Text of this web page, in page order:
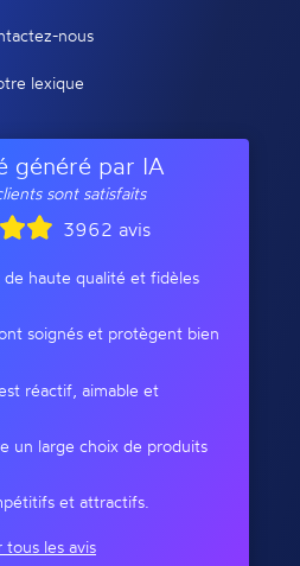
nous
lexique
généré par IA
sont satisfaits
3962 avis
de haute qualité et fidèles
soignés et protègent bien
réactif, aimable et
un large choix de produits
et attractifs.
tous les avis